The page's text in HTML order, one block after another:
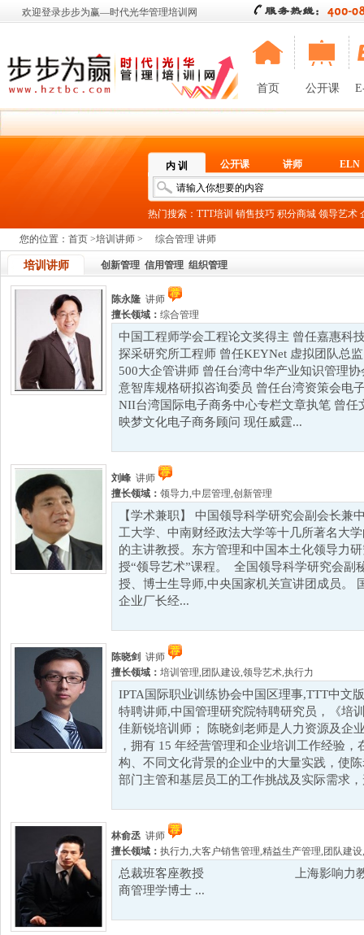
欢迎登录步步为赢—时代光华管理培训网
首页 公开课
内 训 公开课 讲师 ELN
热门搜索： TTT培训 销售技巧 积分商城 领导艺术
您的位置： 首页 >培训讲师 > 综合管理 讲师
培训讲师 创新管理 信用管理 组织管理
陈永隆 讲师
擅长领域： 综合管理
中国工程师学会工程论文奖得主 曾任嘉惠科
探采研究所工程师 曾任KEYNet 虚拟团队总
500大企管讲师 曾任台湾中华产业知识管理
意智库规格研拟咨询委员 曾任台湾资策会电
NII台湾国际电子商务中心专栏文章执笔 曾任
映梦文化电子商务顾问 现任威霆...
刘峰 讲师
擅长领域： 领导力,中层管理,创新管理
【学术兼职】 中国领导科学研究会副会长兼
工大学、中南财经政法大学等十几所著名大
的主讲教授。东方管理和中国本土化领导力
授“领导艺术”课程。 全国领导科学研究会副
授、博士生导师,中央国家机关宣讲团成员。
企业厂长经...
陈晓剑 讲师
擅长领域： 培训管理, 团队建设,领导艺术,执行力
IPTA国际职业训练协会中国区理事,TTT中文
特聘讲师,中国管理研究院特聘研究员，《培
佳新锐培训师； 陈晓剑老师是人力资源及企
，拥有 15 年经营管理和企业培训工作经验
构、不同文化背景的企业中的大量实践，使
部门主管和基层员工的工作挑战及实际需求
林俞丞 讲师
擅长领域： 执行力,大客户销售管理,精益生产管理, 团队建设,
总裁班客座教授 上海影响力教育集
商管理学博士 ...